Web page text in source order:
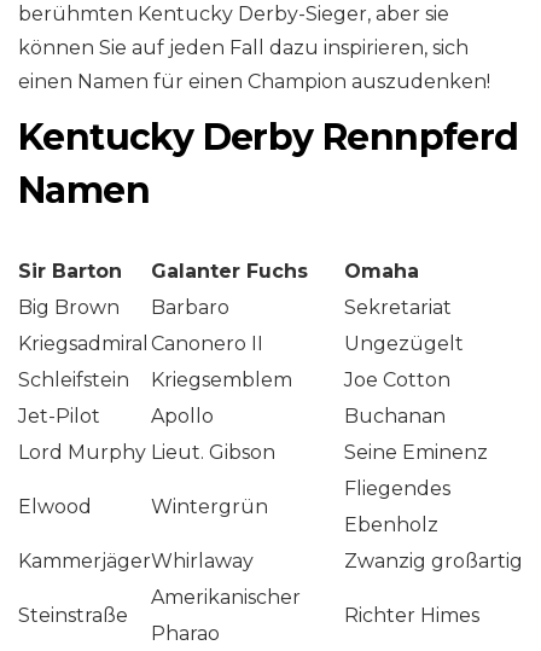
berühmten Kentucky Derby-Sieger, aber sie
können Sie auf jeden Fall dazu inspirieren, sich
einen Namen für einen Champion auszudenken!
Kentucky Derby Rennpferd
Namen
Sir Barton Galanter Fuchs
Omaha
Big Brown
Barbaro
Sekretariat
Kriegsadmiral Canonero II
Ungezügelt
Schleifstein
Kriegsemblem
Joe Cotton
Jet-Pilot
Apollo
Buchanan
Lord Murphy Lieut. Gibson Seine Eminenz
Elwood Wintergrün
Fliegendes
Ebenholz
KammerjägerWhirlaway Zwanzig großartig
Steinstraße
Amerikanischer
Pharao
Richter Himes